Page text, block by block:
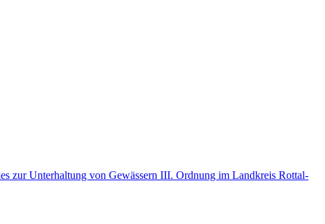
zur Unterhaltung von Gewässern III. Ordnung im Landkreis Rottal-